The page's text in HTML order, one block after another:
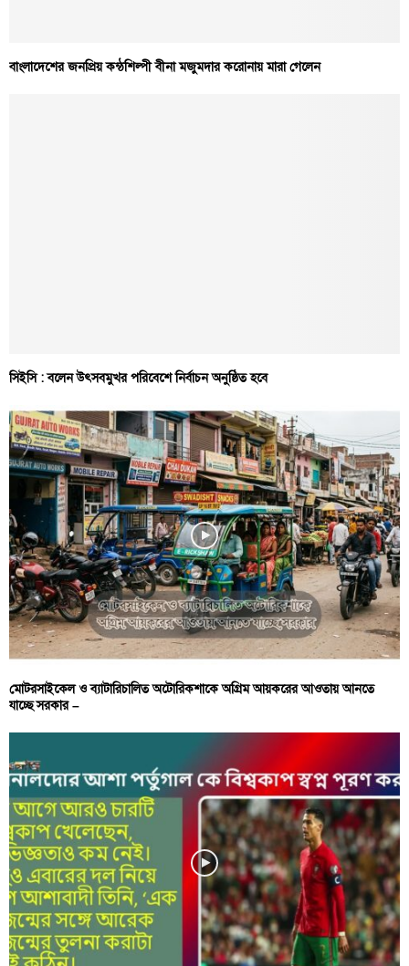
বাংলাদেশের জনপ্রিয় কন্ঠশিল্পী বীনা মজুমদার করোনায় মারা গেলেন
সিইসি : বলেন উৎসবমুখর পরিবেশে নির্বাচন অনুষ্ঠিত হবে
মোটরসাইকেল ও ব্যাটারিচালিত অটোরিকশাকে অগ্রিম আয়করের আওতায় আনতে
যাচ্ছে সরকার –